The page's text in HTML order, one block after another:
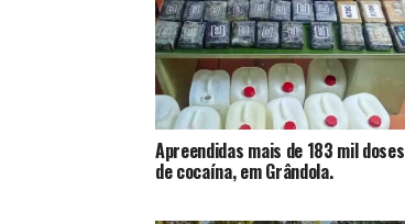
Apreendidas mais de 183 mil doses
de cocaína, em Grândola.